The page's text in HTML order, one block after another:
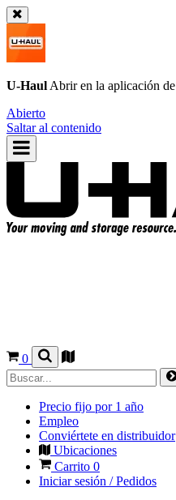
U-Haul Abrir en la aplicación de
Abierto
Saltar al contenido
0
Precio fijo por 1 año
Empleo
Conviértete en distribuidor
Ubicaciones
Carrito 0
Iniciar sesión / Pedidos